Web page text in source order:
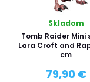
Skladom
Tomb Raider Mini
Lara Croft and
cm
79,90 €